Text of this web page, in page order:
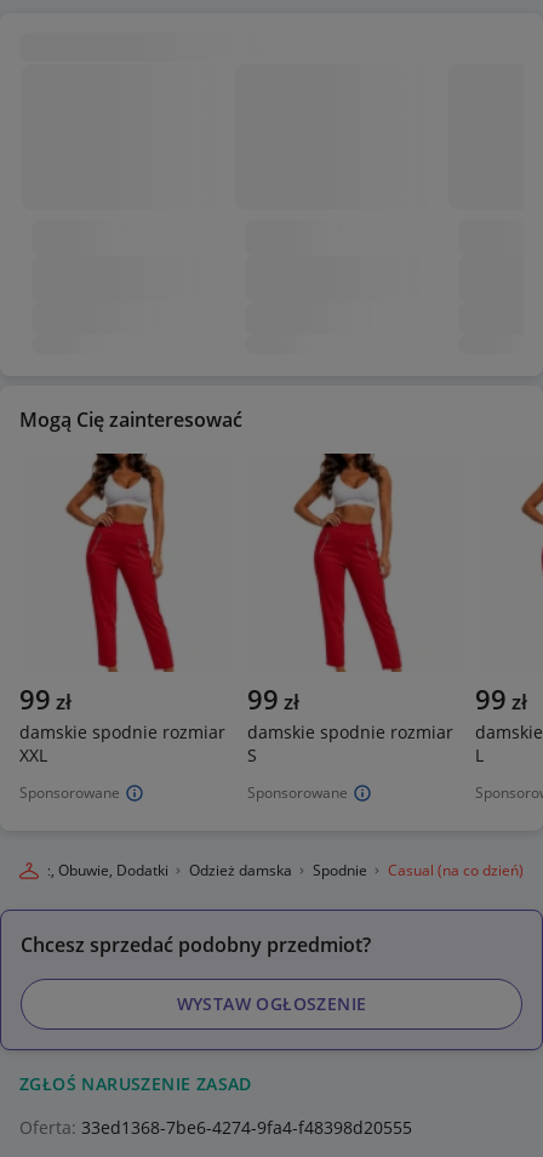
Mogą Cię zainteresować
Sponsorowane
99 zł
damskie spodnie rozmiar
XXL
Sponsorowane
99 zł
damskie spodnie rozmiar
S
99 zł
L
Odzież, Obuwie, Dodatki Odzież damska Spodnie Casual (na co dzień)
Chcesz sprzedać podobny przedmiot?
WYSTAW OGŁOSZENIE
ZGŁOŚ NARUSZENIE ZASAD
Oferta: 33ed1368-7be6-4274-9fa4-f48398d20555